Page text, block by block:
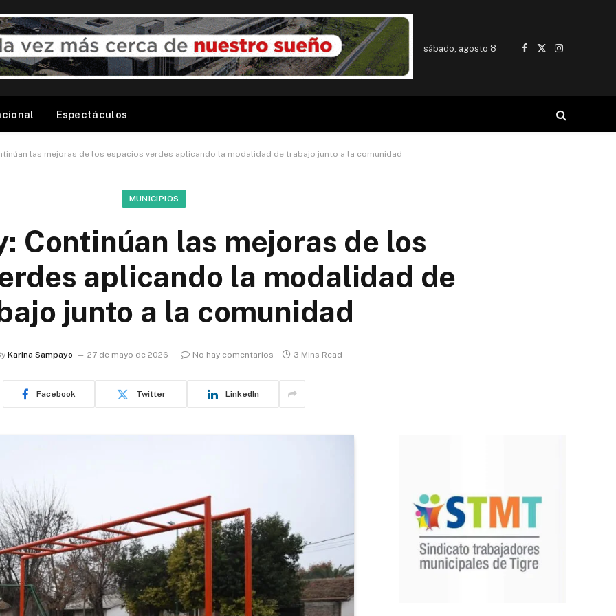
sábado, agosto 8
Facebook
X
Instagram
Espectáculos
las mejoras de los espacios verdes aplicando la modalidad de trabajo junto a la comunidad
MUNICIPIOS
Continúan las mejoras de los
aplicando la modalidad de
junto a la comunidad
Karina Sampayo 27 de mayo de 2026 No hay comentarios 3 Mins Read
Facebook Twitter LinkedIn